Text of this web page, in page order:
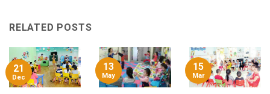
RELATED POSTS
21
Dec
13
May
15
Mar